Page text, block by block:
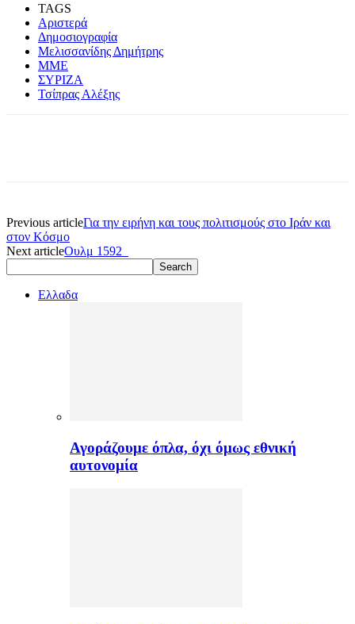
TAGS
Αριστερά
Δημοσιογραφία
Μελισσανίδης Δημήτρης
ΜΜΕ
ΣΥΡΙΖΑ
Τσίπρας Αλέξης
Previous articleΓια την ειρήνη και τους πολιτισμούς στο Ιράν και
στον Κόσμο
Next articleΟυλμ 1592
Ελλαδα
Αγοράζουμε όπλα, όχι όμως εθνική
αυτονομία